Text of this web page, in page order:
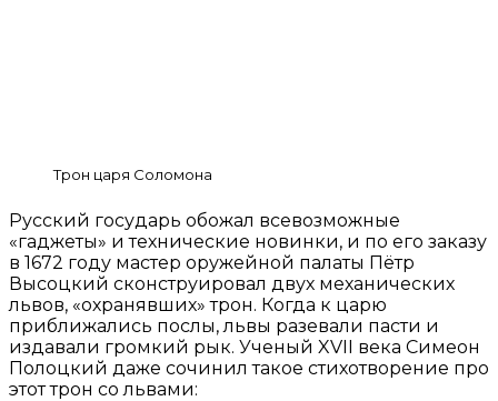
Трон царя Соломона
Русский государь обожал всевозможные
«гаджеты» и технические новинки, и по его заказу
в 1672 году мастер оружейной палаты Пётр
Высоцкий сконструировал двух механических
львов, «охранявших» трон. Когда к царю
приближались послы, львы разевали пасти и
издавали громкий рык. Ученый XVII века Симеон
Полоцкий даже сочинил такое стихотворение про
этот трон со львами: